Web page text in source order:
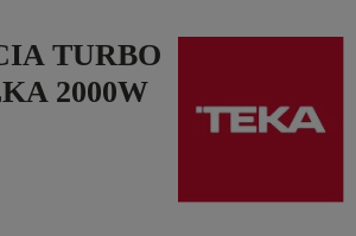
TURBO
2000W